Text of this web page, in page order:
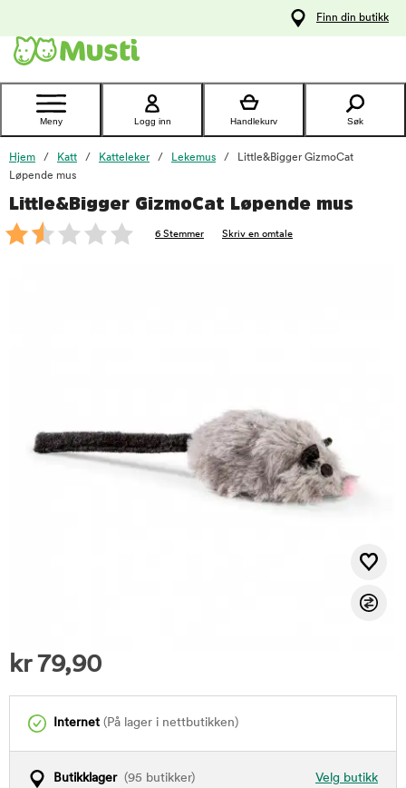
Kontakt
kundeservice
Finn din butikk
Meny Logg inn Handlekurv Søk
Hjem Katt Katteleker Lekemus
Little&Bigger GizmoCat
Løpende mus
Little&Bigger GizmoCat Løpende mus
6 Stemmer Skriv en omtale
kr79,90
Internet (På lager i nettbutikken)
Velg butikk
Butikklager(95 butikker)
foo